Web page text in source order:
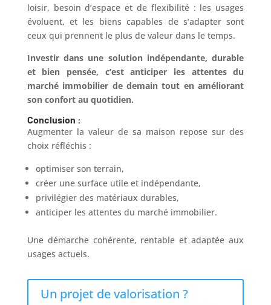
loisir, besoin d’espace et de flexibilité : les usages
évoluent, et les biens capables de s’adapter sont
ceux qui prennent le plus de valeur dans le temps.
Investir dans une solution indépendante, durable
et bien pensée, c’est anticiper les attentes du
marché immobilier de demain tout en améliorant
son confort au quotidien.
Conclusion :
Augmenter la valeur de sa maison repose sur des
choix réfléchis :
optimiser son terrain,
créer une surface utile et indépendante,
privilégier des matériaux durables,
anticiper les attentes du marché immobilier.
Une démarche cohérente, rentable et adaptée aux
usages actuels.
Un projet de valorisation ?